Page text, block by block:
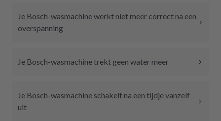
Je Bosch-wasmachine werkt niet meer correct na een
overspanning
Je Bosch-wasmachine trekt geen water meer
Je Bosch-wasmachine schakelt na een tijdje vanzelf
uit